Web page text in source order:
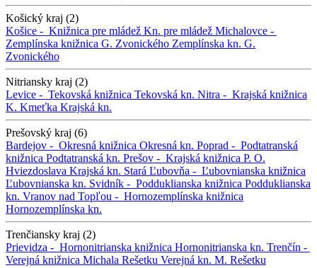
Košický kraj (2)
Košice - Knižnica pre mládež Kn. pre mládež Michalovce -
Zemplínska knižnica G. Zvonického Zemplínska kn. G.
Zvonického
Nitriansky kraj (2)
Levice - Tekovská knižnica Tekovská kn. Nitra - Krajská knižnica
K. Kmeťka Krajská kn.
Prešovský kraj (6)
Bardejov - Okresná knižnica Okresná kn. Poprad - Podtatranská
knižnica Podtatranská kn. Prešov - Krajská knižnica P. O.
Hviezdoslava Krajská kn. Stará Ľubovňa - Ľubovnianska knižnica
Ľubovnianska kn. Svidník - Podduklianska knižnica Podduklianska
kn. Vranov nad Topľou - Hornozemplínska knižnica
Hornozemplínska kn.
Trenčiansky kraj (2)
Prievidza - Hornonitrianska knižnica Hornonitrianska kn. Trenčín -
Verejná knižnica Michala Rešetku Verejná kn. M. Rešetku